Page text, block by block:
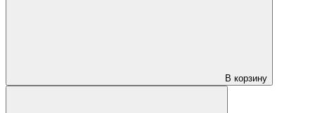
В корзину